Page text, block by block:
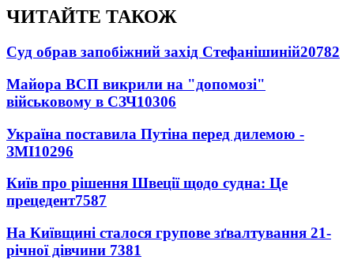
ЧИТАЙТЕ ТАКОЖ
Суд обрав запобіжний захід Стефанішиній20782
Майора ВСП викрили на "допомозі"
військовому в СЗЧ10306
Україна поставила Путіна перед дилемою -
ЗМІ10296
Київ про рішення Швеції щодо судна: Це
прецедент7587
На Київщині сталося групове зґвалтування 21-
річної дівчини 7381